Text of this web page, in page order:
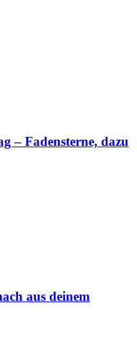
– Fadensterne, dazu
aus deinem